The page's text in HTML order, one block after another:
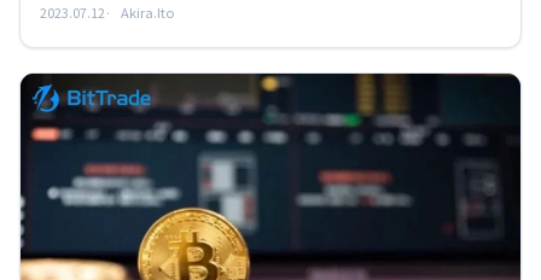
2023.07.12 Akira.Ito